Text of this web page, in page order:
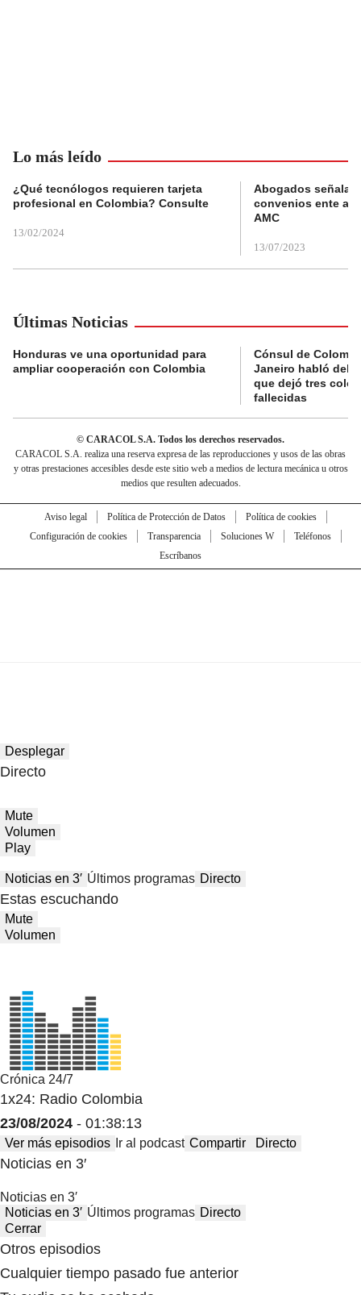
Lo más leído
¿Qué tecnólogos requieren tarjeta
profesional en Colombia? Consulte
13/02/2024
Abogados
convenios ente
AMC
13/07/2023
Últimas Noticias
Honduras ve una oportunidad para
ampliar cooperación con Colombia
Cónsul de
Janeiro habló del
que dejó tres
fallecidas
© CARACOL S.A. Todos los derechos reservados.
CARACOL S.A. realiza una reserva expresa de las reproducciones y usos de las obras
y otras prestaciones accesibles desde este sitio web a medios de lectura mecánica u otros
medios que resulten adecuados.
Aviso legal Política de Protección de Datos
Política de cookies
Configuración de cookies
Transparencia Soluciones W
Teléfonos
Escríbanos
Desplegar
Directo
Mute
Volumen
Play
Noticias en 3′ Últimos programas Directo
Estas escuchando
Mute
Volumen
Crónica 24/7
1x24: Radio Colombia
23/08/2024 - 01:38:13
Ver más episodios Ir al podcast Compartir Directo
Noticias en 3′
Noticias en 3′
Noticias en 3′ Últimos programas Directo
Cerrar
Otros episodios
Cualquier tiempo pasado fue anterior